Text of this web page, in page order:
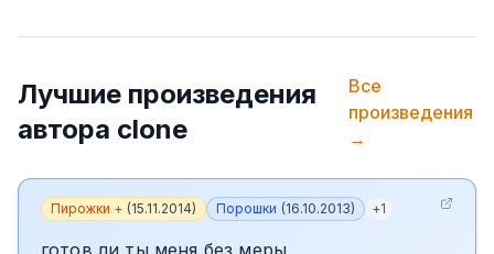
Лучшие произведения
автора clone
Все
произведения
→
Пирожки + (15.11.2014) Порошки (16.10.2013) +1
готов ли ты меня без меры